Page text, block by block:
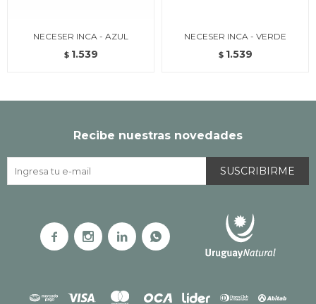
NECESER INCA - AZUL
$ 1.539
NECESER INCA - VERDE
$ 1.539
Recibe nuestras novedades
SUSCRIBIRME
   